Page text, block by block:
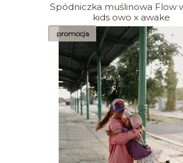
Spódniczka muślinowa Flow
kids owo x awake
promocja